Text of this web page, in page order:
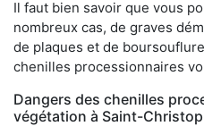
Il faut bien savoir que vous
nombreux cas, de graves
de plaques et de
chenilles processionnaires
Dangers des chenilles
végétation à Saint-